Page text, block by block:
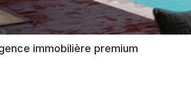
immobilière premium